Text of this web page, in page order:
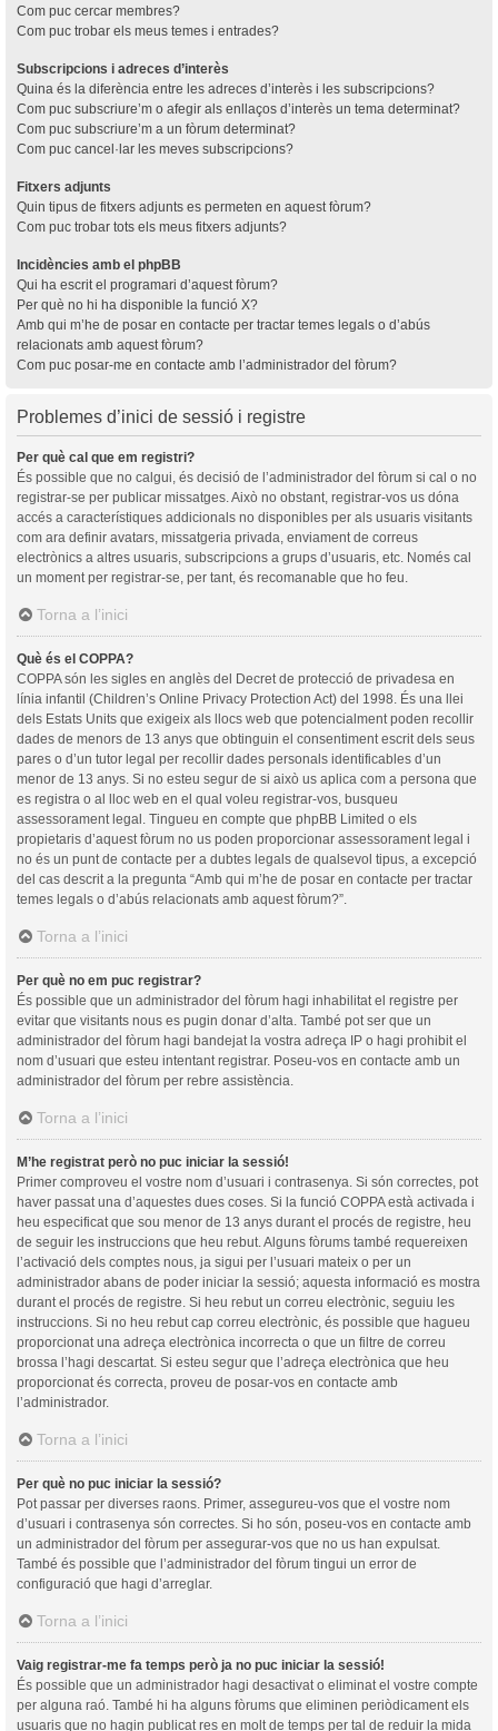
Com puc cercar membres?
Com puc trobar els meus temes i entrades?
Subscripcions i adreces d’interès
Quina és la diferència entre les adreces d’interès i les subscripcions?
Com puc subscriure’m o afegir als enllaços d’interès un tema determinat?
Com puc subscriure’m a un fòrum determinat?
Com puc cancel·lar les meves subscripcions?
Fitxers adjunts
Quin tipus de fitxers adjunts es permeten en aquest fòrum?
Com puc trobar tots els meus fitxers adjunts?
Incidències amb el phpBB
Qui ha escrit el programari d’aquest fòrum?
Per què no hi ha disponible la funció X?
Amb qui m’he de posar en contacte per tractar temes legals o d’abús
relacionats amb aquest fòrum?
Com puc posar-me en contacte amb l’administrador del fòrum?
Problemes d’inici de sessió i registre
Per què cal que em registri?
És possible que no calgui, és decisió de l’administrador del fòrum si cal o no
registrar-se per publicar missatges. Això no obstant, registrar-vos us dóna
accés a característiques addicionals no disponibles per als usuaris visitants
com ara definir avatars, missatgeria privada, enviament de correus
electrònics a altres usuaris, subscripcions a grups d’usuaris, etc. Només cal
un moment per registrar-se, per tant, és recomanable que ho feu.
Torna a l’inici
Què és el COPPA?
COPPA són les sigles en anglès del Decret de protecció de privadesa en
línia infantil (Children’s Online Privacy Protection Act) del 1998. És una llei
dels Estats Units que exigeix als llocs web que potencialment poden recollir
dades de menors de 13 anys que obtinguin el consentiment escrit dels seus
pares o d’un tutor legal per recollir dades personals identificables d’un
menor de 13 anys. Si no esteu segur de si això us aplica com a persona que
es registra o al lloc web en el qual voleu registrar-vos, busqueu
assessorament legal. Tingueu en compte que phpBB Limited o els
propietaris d’aquest fòrum no us poden proporcionar assessorament legal i
no és un punt de contacte per a dubtes legals de qualsevol tipus, a excepció
del cas descrit a la pregunta “Amb qui m’he de posar en contacte per tractar
temes legals o d’abús relacionats amb aquest fòrum?”.
Torna a l’inici
Per què no em puc registrar?
És possible que un administrador del fòrum hagi inhabilitat el registre per
evitar que visitants nous es pugin donar d’alta. També pot ser que un
administrador del fòrum hagi bandejat la vostra adreça IP o hagi prohibit el
nom d’usuari que esteu intentant registrar. Poseu-vos en contacte amb un
administrador del fòrum per rebre assistència.
Torna a l’inici
M’he registrat però no puc iniciar la sessió!
Primer comproveu el vostre nom d’usuari i contrasenya. Si són correctes, pot
haver passat una d’aquestes dues coses. Si la funció COPPA està activada i
heu especificat que sou menor de 13 anys durant el procés de registre, heu
de seguir les instruccions que heu rebut. Alguns fòrums també requereixen
l’activació dels comptes nous, ja sigui per l’usuari mateix o per un
administrador abans de poder iniciar la sessió; aquesta informació es mostra
durant el procés de registre. Si heu rebut un correu electrònic, seguiu les
instruccions. Si no heu rebut cap correu electrònic, és possible que hagueu
proporcionat una adreça electrònica incorrecta o que un filtre de correu
brossa l’hagi descartat. Si esteu segur que l’adreça electrònica que heu
proporcionat és correcta, proveu de posar-vos en contacte amb
l’administrador.
Torna a l’inici
Per què no puc iniciar la sessió?
Pot passar per diverses raons. Primer, assegureu-vos que el vostre nom
d’usuari i contrasenya són correctes. Si ho són, poseu-vos en contacte amb
un administrador del fòrum per assegurar-vos que no us han expulsat.
També és possible que l’administrador del fòrum tingui un error de
configuració que hagi d’arreglar.
Torna a l’inici
Vaig registrar-me fa temps però ja no puc iniciar la sessió!
És possible que un administrador hagi desactivat o eliminat el vostre compte
per alguna raó. També hi ha alguns fòrums que eliminen periòdicament els
usuaris que no hagin publicat res en molt de temps per tal de reduir la mida